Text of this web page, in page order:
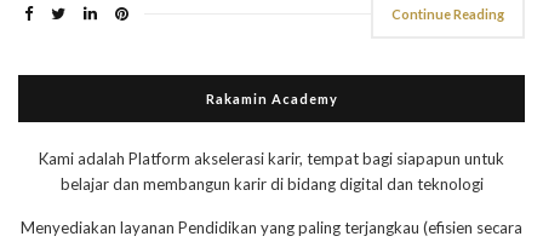
Continue Reading
Rakamin Academy
Kami adalah Platform akselerasi karir, tempat bagi siapapun untuk
belajar dan membangun karir di bidang digital dan teknologi
Menyediakan layanan Pendidikan yang paling terjangkau (efisien secara